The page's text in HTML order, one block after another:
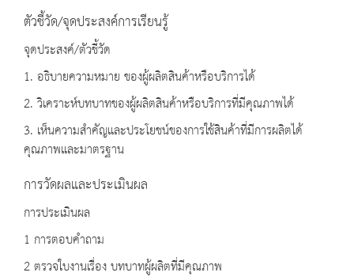
ตัวชี้วัด/จุดประสงค์การเรียนรู้
จุดประสงค์/ตัวชี้วัด
1. อธิบายความหมาย ของผู้ผลิตสินค้าหรือบริการได้
2. วิเคราะห์บทบาทของผู้ผลิตสินค้าหรือบริการที่มีคุณภาพได้
3. เห็นความสำคัญและประโยชน์ของการใช้สินค้าที่มีการผลิตได้
คุณภาพและมาตรฐาน
การวัดผลและประเมินผล
การประเมินผล
1 การตอบคำถาม
2 ตรวจใบงานเรื่อง บทบาทผู้ผลิตที่มีคุณภาพ